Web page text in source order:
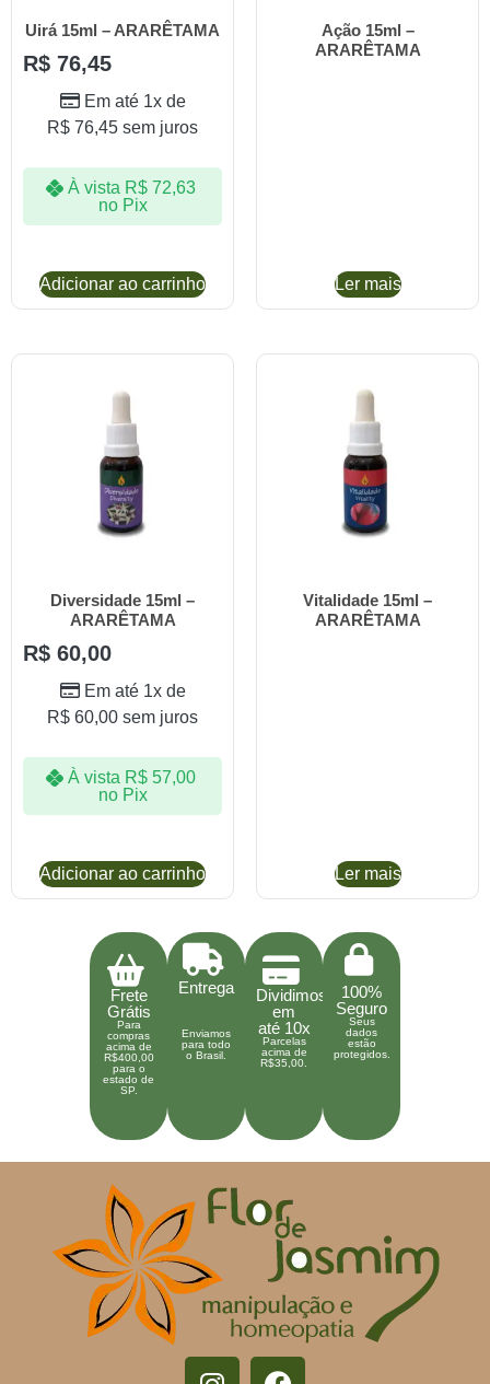
Uirá 15ml – ARARÊTAMA
R$ 76,45
Em até 1x de
R$ 76,45 sem juros
À vista R$72,63
no Pix
Adicionar ao carrinho
Ação 15ml –
ARARÊTAMA
Ler mais
Diversidade 15ml –
ARARÊTAMA
R$ 60,00
Em até 1x de
R$ 60,00 sem juros
À vista R$57,00
no Pix
Adicionar ao carrinho
Vitalidade 15ml –
ARARÊTAMA
Ler mais
Frete
Grátis
Para
compras
acima de
R$400,00
para o
estado de
SP.
Entrega
Enviamos
para todo
o Brasil.
Dividimos
em
até 10x
Parcelas
acima de
R$35,00.
100%
Seguro
Seus
dados
estão
protegidos.